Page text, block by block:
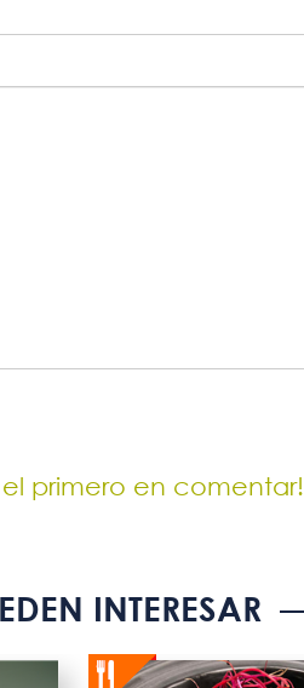
primero en comentar!
INTERESAR